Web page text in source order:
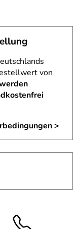
Vertrauen in
Eule
ca. 54 cm
von
>